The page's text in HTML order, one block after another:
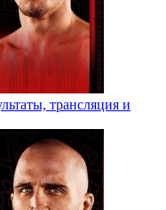
трансляция и